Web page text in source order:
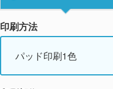
印刷方法
パッド印刷1色